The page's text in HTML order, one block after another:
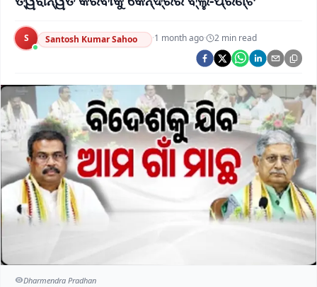
Argus Chalo Dekhein Apna Desh
S Santosh Kumar Sahoo ·1 month ago· 2 min read
Dharmendra Pradhan